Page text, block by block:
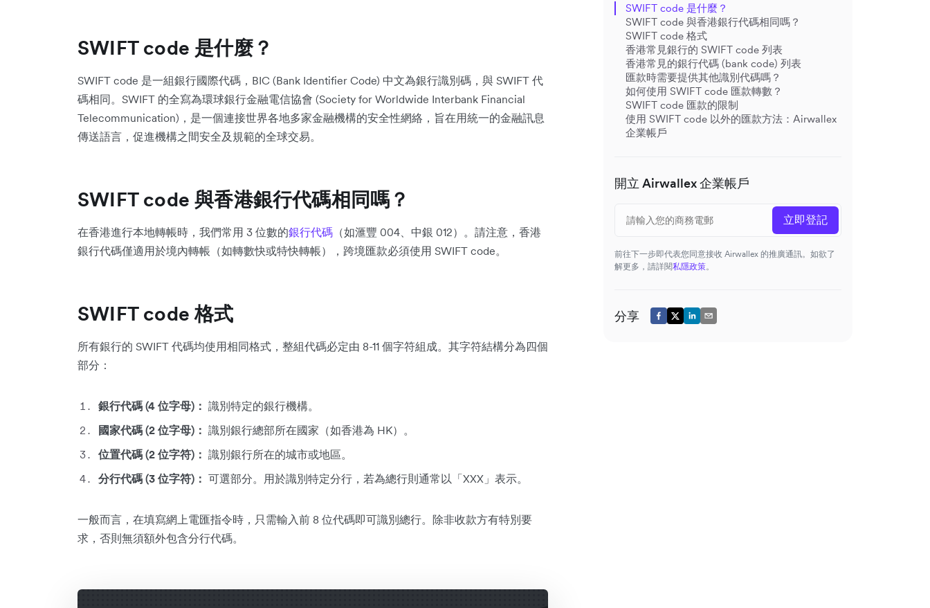
SWIFT code 是什麼？
SWIFT code 是一組銀行國際代碼，BIC (Bank Identifier Code) 中文為銀行識別碼，與 SWIFT 代
碼相同。SWIFT 的全寫為環球銀行金融電信協會 (Society for Worldwide Interbank Financial
Telecommunication)，是一個連接世界各地多家金融機構的安全性網絡，旨在用統一的金融訊息
傳送語言，促進機構之間安全及規範的全球交易。
SWIFT code 與香港銀行代碼相同嗎？
在香港進行本地轉帳時，我們常用 3 位數的銀行代碼 （如滙豐 004、中銀 012）。請注意，香港
銀行代碼僅適用於境內轉帳（如轉數快或特快轉帳），跨境匯款必須使用 SWIFT code。
SWIFT code 格式
所有銀行的 SWIFT 代碼均使用相同格式，整組代碼必定由 8-11 個字符組成。其字符結構分為四個
部分：
銀行代碼 (4 位字母)： 識別特定的銀行機構。
國家代碼 (2 位字母)： 識別銀行總部所在國家（如香港為 HK）。
位置代碼 (2 位字符)： 識別銀行所在的城市或地區。
分行代碼 (3 位字符)： 可選部分。用於識別特定分行，若為總行則通常以「XXX」表示。
一般而言，在填寫網上電匯指令時，只需輸入前 8 位代碼即可識別總行。除非收款方有特別要
求，否則無須額外包含分行代碼。
SWIFT code 是什麼？
SWIFT code 與香港銀行代碼相同嗎？
SWIFT code 格式
香港常見銀行的 SWIFT code 列表
香港常見的銀行代碼 (bank code) 列表
匯款時需要提供其他識別代碼嗎？
如何使用 SWIFT code 匯款轉數？
SWIFT code 匯款的限制
使用 SWIFT code 以外的匯款方法：Airwallex
企業帳戶
開立 Airwallex 企業帳戶
立即登記
前往下一步即代表您同意接收 Airwallex 的推廣通訊。如欲了
解更多，請詳閱私隱政策。
分享